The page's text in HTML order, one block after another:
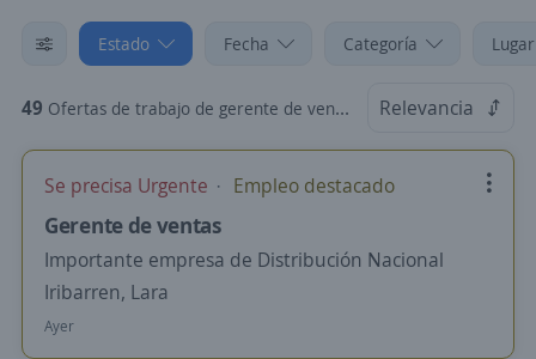
Estado Fecha Categoría
49 Ofertas de trabajo de gerente de ventas en Iribarren, Lara Relevancia
Se precisa Urgente Empleo destacado
Gerente de ventas
Importante empresa de Distribución Nacional
Iribarren, Lara
Ayer